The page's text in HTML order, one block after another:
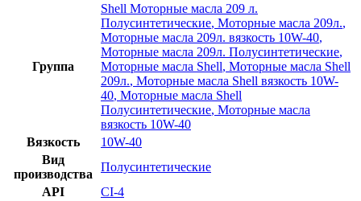
Группа
Shell Моторные масла 209 л.
Полусинтетические, Моторные масла 209л.,
Моторные масла 209л. вязкость 10W-40,
Моторные масла 209л. Полусинтетические,
Моторные масла Shell, Моторные масла Shell
209л., Моторные масла Shell вязкость 10W-
40, Моторные масла Shell
Полусинтетические, Моторные масла
вязкость 10W-40
Вязкость
10W-40
Вид
производства
Полусинтетические
API
CI-4